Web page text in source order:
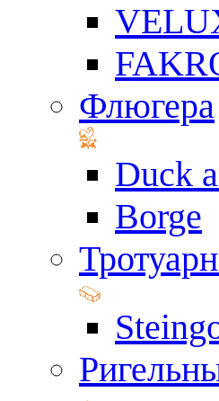
Флюгера
Duck
Borge